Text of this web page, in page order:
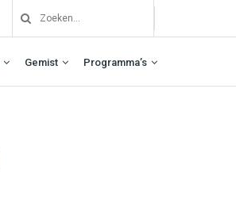
Gemist Programma’s